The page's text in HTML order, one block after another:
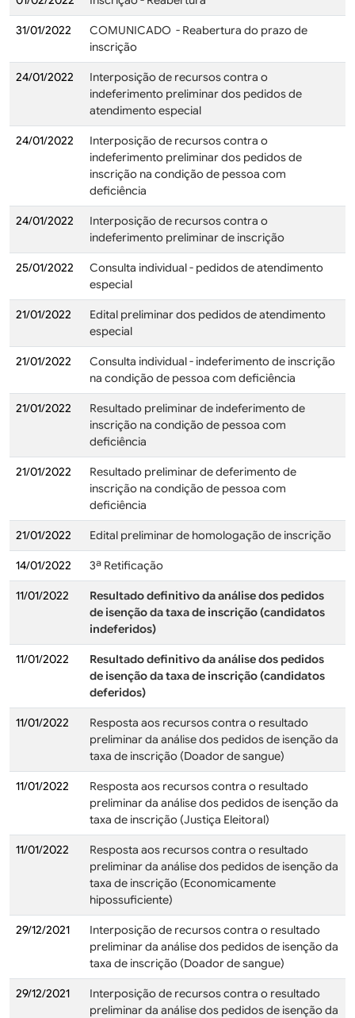
31/01/2022
COMUNICADO - Reabertura do prazo de
inscrição
24/01/2022
Interposição de recursos contra o
indeferimento preliminar dos pedidos de
atendimento especial
24/01/2022
Interposição de recursos contra o
indeferimento preliminar dos pedidos de
inscrição na condição de pessoa com
deficiência
24/01/2022
Interposição de recursos contra o
indeferimento preliminar de inscrição
25/01/2022
Consulta individual - pedidos de atendimento
especial
21/01/2022
Edital preliminar dos pedidos de atendimento
especial
21/01/2022
Consulta individual - indeferimento de inscrição
na condição de pessoa com deficiência
21/01/2022
Resultado preliminar de indeferimento de
inscrição na condição de pessoa com
deficiência
21/01/2022
Resultado preliminar de deferimento de
inscrição na condição de pessoa com
deficiência
21/01/2022 Edital preliminar de homologação de inscrição
14/01/2022 3ª Retificação
11/01/2022
Resultado definitivo da análise dos pedidos
de isenção da taxa de inscrição (candidatos
indeferidos)
11/01/2022
Resultado definitivo da análise dos pedidos
de isenção da taxa de inscrição (candidatos
deferidos)
11/01/2022
Resposta aos recursos contra o resultado
preliminar da análise dos pedidos de isenção da
taxa de inscrição (Doador de sangue)
11/01/2022
Resposta aos recursos contra o resultado
preliminar da análise dos pedidos de isenção da
taxa de inscrição (Justiça Eleitoral)
11/01/2022
Resposta aos recursos contra o resultado
preliminar da análise dos pedidos de isenção da
taxa de inscrição (Economicamente
hipossuficiente)
29/12/2021
Interposição de recursos contra o resultado
preliminar da análise dos pedidos de isenção da
taxa de inscrição (Doador de sangue)
29/12/2021
Interposição de recursos contra o resultado
preliminar da análise dos pedidos de isenção da